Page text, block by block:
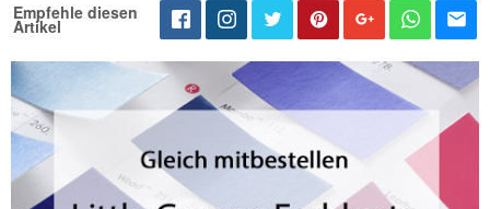
Empfehle diesen
Artikel